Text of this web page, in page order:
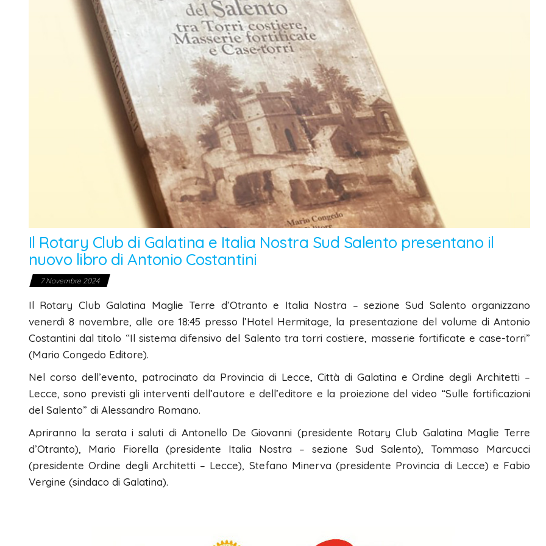
Il Rotary Club di Galatina e Italia Nostra Sud Salento presentano il
nuovo libro di Antonio Costantini
7 Novembre 2024
Il Rotary Club Galatina Maglie Terre d’Otranto e Italia Nostra – sezione Sud Salento organizzano
venerdì 8 novembre, alle ore 18:45 presso l’Hotel Hermitage, la presentazione del volume di Antonio
Costantini dal titolo “Il sistema difensivo del Salento tra torri costiere, masserie fortificate e case-torri”
(Mario Congedo Editore).
Nel corso dell’evento, patrocinato da Provincia di Lecce, Città di Galatina e Ordine degli Architetti –
Lecce, sono previsti gli interventi dell’autore e dell’editore e la proiezione del video “Sulle fortificazioni
del Salento” di Alessandro Romano.
Apriranno la serata i saluti di Antonello De Giovanni (presidente Rotary Club Galatina Maglie Terre
d’Otranto), Mario Fiorella (presidente Italia Nostra – sezione Sud Salento), Tommaso Marcucci
(presidente Ordine degli Architetti – Lecce), Stefano Minerva (presidente Provincia di Lecce) e Fabio
Vergine (sindaco di Galatina).